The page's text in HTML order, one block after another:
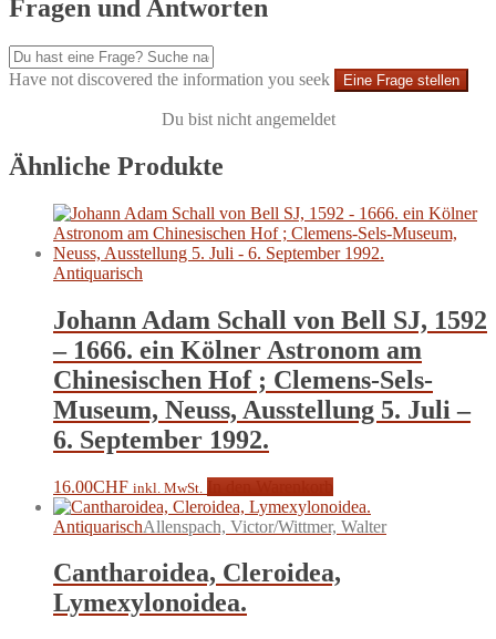
Fragen und Antworten
Have not discovered the information you seek Eine Frage stellen
Du bist nicht angemeldet
Ähnliche Produkte
Antiquarisch
Johann Adam Schall von Bell SJ, 1592
– 1666. ein Kölner Astronom am
Chinesischen Hof ; Clemens-Sels-
Museum, Neuss, Ausstellung 5. Juli –
6. September 1992.
16.00CHF inkl. MwSt.
AntiquarischAllenspach, Victor/Wittmer, Walter
Cantharoidea, Cleroidea,
Lymexylonoidea.